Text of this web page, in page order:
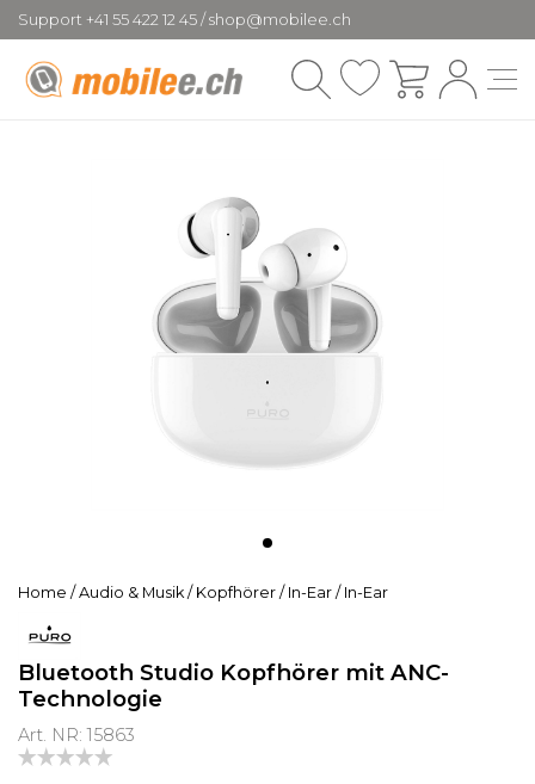
Support +41 55 422 12 45 / shop@mobilee.ch
Home / Audio & Musik / Kopfhörer / In-Ear / In-Ear
Bluetooth Studio Kopfhörer mit ANC-
Technologie
Art. NR: 15863